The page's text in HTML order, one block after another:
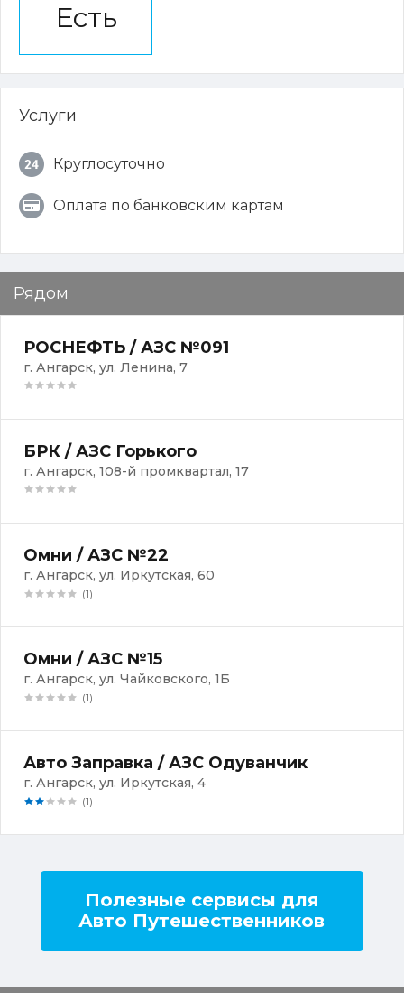
Есть
Услуги
Круглосуточно
Оплата по банковским картам
Рядом
РОСНЕФТЬ / АЗС №091
г. Ангарск, ул. Ленина, 7
БРК / АЗС Горького
г. Ангарск, 108-й промквартал, 17
Омни / АЗС №22
г. Ангарск, ул. Иркутская, 60
(1)
Омни / АЗС №15
г. Ангарск, ул. Чайковского, 1Б
(1)
Авто Заправка / АЗС Одуванчик
г. Ангарск, ул. Иркутская, 4
(1)
Полезные сервисы для
Авто Путешественников